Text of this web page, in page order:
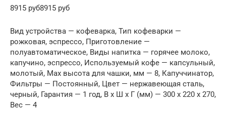
8915 руб8915 руб
Вид устройства — кофеварка, Тип кофеварки —
рожковая, эспрессо, Приготовление —
полуавтоматическое, Виды напитка — горячее молоко,
капучино, эспрессо, Используемый кофе — капсульный,
молотый, Max высота для чашки, мм — 8, Капуччинатор,
Фильтры — Постоянный, Цвет — нержавеющая сталь,
черный, Гарантия — 1 год, В x Ш x Г (мм) — 300 x 220 x 270,
Вес — 4